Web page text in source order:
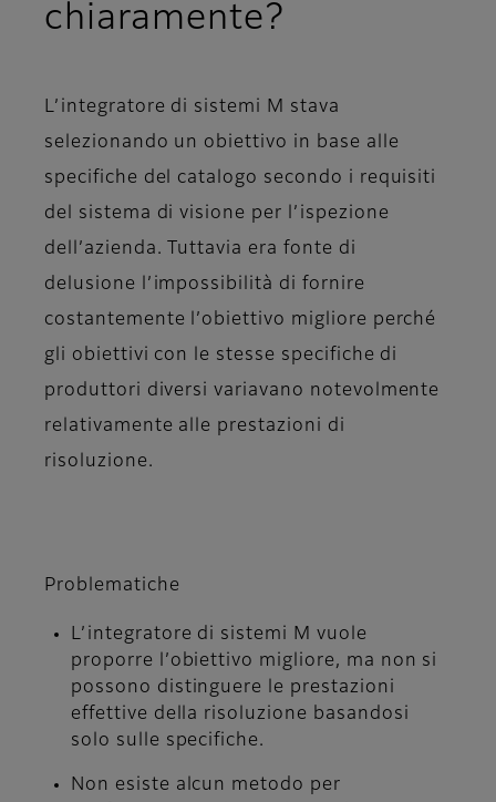
chiaramente?
L’integratore di sistemi M stava
selezionando un obiettivo in base alle
specifiche del catalogo secondo i requisiti
del sistema di visione per l’ispezione
dell’azienda. Tuttavia era fonte di
delusione l’impossibilità di fornire
costantemente l’obiettivo migliore perché
gli obiettivi con le stesse specifiche di
produttori diversi variavano notevolmente
relativamente alle prestazioni di
risoluzione.
Problematiche
L’integratore di sistemi M vuole
proporre l’obiettivo migliore, ma non si
possono distinguere le prestazioni
effettive della risoluzione basandosi
solo sulle specifiche.
Non esiste alcun metodo per